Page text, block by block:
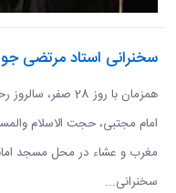
سخنرانی استاد مرتضی جوادی
همزمان با روز 28
امام مجتبی، حجت الاسلام
مغرب و عشاء در محل مسجد
سخنرانی...